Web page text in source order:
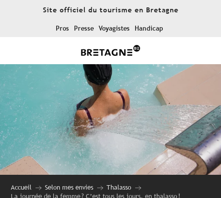
Site officiel du tourisme en Bretagne
Pros Presse Voyagistes Handicap
Accueil Selon mes envies
Thalasso
La journée de la femme ? C’est tous les jours, en thalasso !